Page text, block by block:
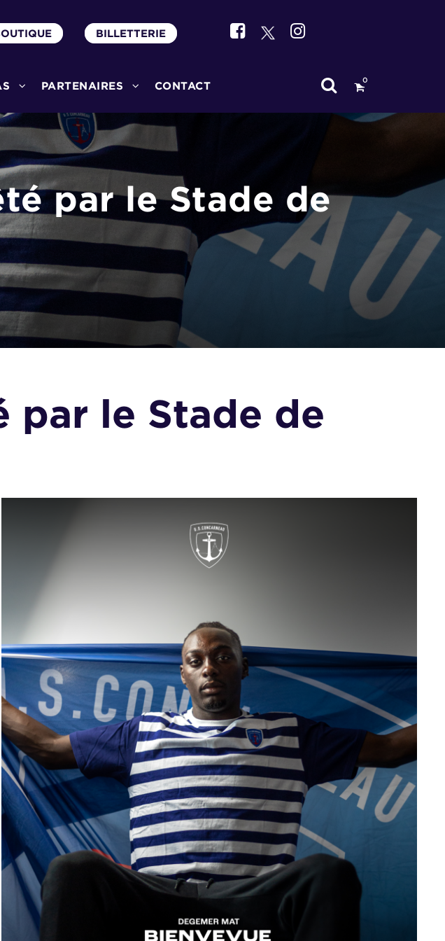
BILLETTERIE
PARTENAIRES CONTACT 0
par le Stade de
par le Stade de